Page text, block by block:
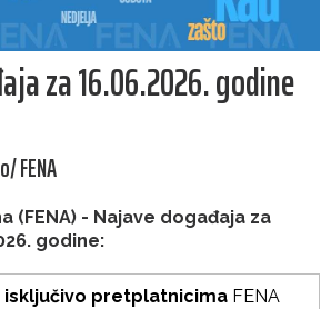
za 16.06.2026. godine
FENA
(FENA) - Najave događaja za
godine:
isključivo pretplatnicima FENA